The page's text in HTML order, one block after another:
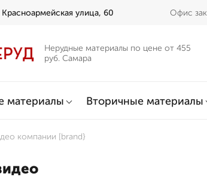
Красноармейская улица, 60 Офис
Нерудные материалы по цене от 455
руб. Самара
материалы Вторичные материалы
компании [brand}